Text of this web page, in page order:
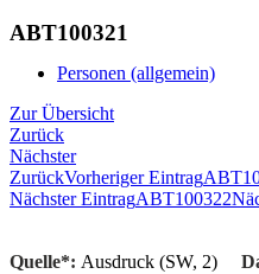
ABT100321
Personen (allgemein)
Zur Übersicht
Zurück
Nächster
ZurückVorheriger Eintrag
Nächster EintragABT100322
Quelle*: Ausdruck (SW, 2)